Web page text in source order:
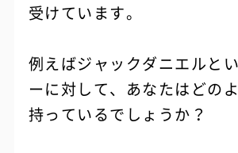
受けています。
例えばジャックダニエルと
ーに対して、あなたはどの
持っているでしょうか？